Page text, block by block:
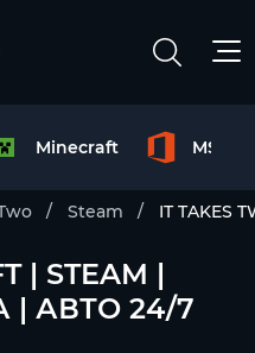
Minecraft MS
Steam IT TAKES
| STEAM |
АВТО 24/7